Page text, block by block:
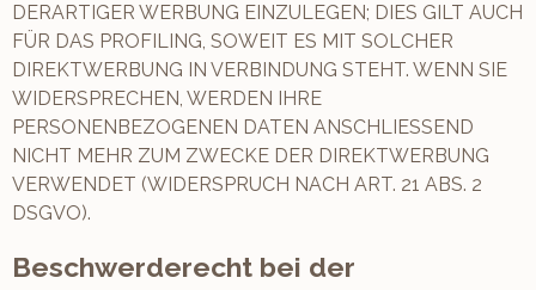
DERARTIGER WERBUNG EINZULEGEN; DIES GILT AUCH
FÜR DAS PROFILING, SOWEIT ES MIT SOLCHER
DIREKTWERBUNG IN VERBINDUNG STEHT. WENN SIE
WIDERSPRECHEN, WERDEN IHRE
PERSONENBEZOGENEN DATEN ANSCHLIESSEND
NICHT MEHR ZUM ZWECKE DER DIREKTWERBUNG
VERWENDET (WIDERSPRUCH NACH ART. 21 ABS. 2
DSGVO).
Beschwerde­recht bei der